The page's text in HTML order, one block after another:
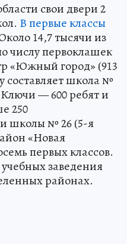
свои двери 2
В первые классы
14,7 тысячи из
числу первоклашек
«Южный город» (913
составляет школа №
— 600 ребят и
250
школы № 26 (5-я
«Новая
первых классов.
заведения
районах.